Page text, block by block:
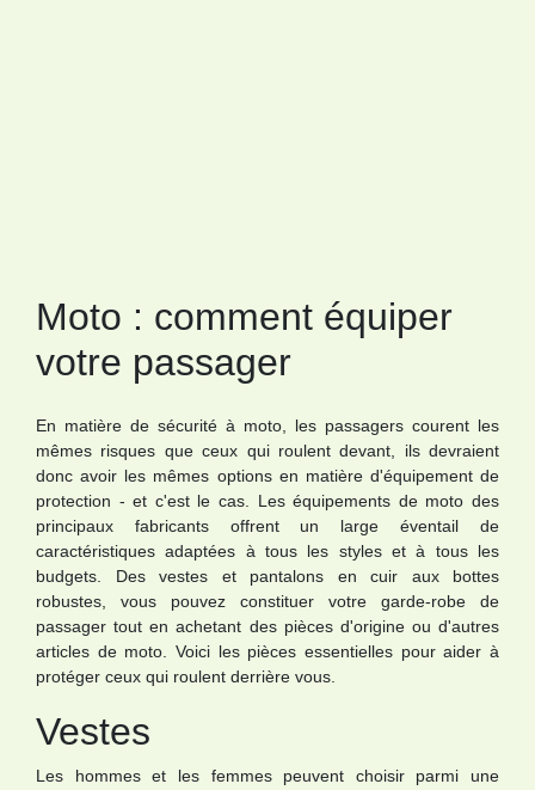
Moto : comment équiper
votre passager
En matière de sécurité à moto, les passagers courent les
mêmes risques que ceux qui roulent devant, ils devraient
donc avoir les mêmes options en matière d'équipement de
protection - et c'est le cas. Les équipements de moto des
principaux fabricants offrent un large éventail de
caractéristiques adaptées à tous les styles et à tous les
budgets. Des vestes et pantalons en cuir aux bottes
robustes, vous pouvez constituer votre garde-robe de
passager tout en achetant des pièces d'origine ou d'autres
articles de moto. Voici les pièces essentielles pour aider à
protéger ceux qui roulent derrière vous.
Vestes
Les hommes et les femmes peuvent choisir parmi une